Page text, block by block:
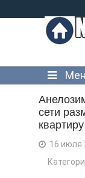
сети
16 июля